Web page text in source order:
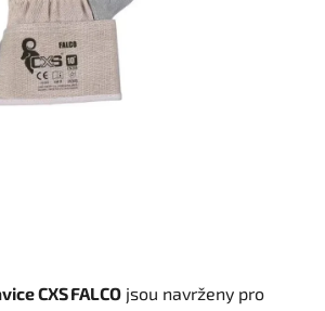
CXS FALCO jsou navrženy pro